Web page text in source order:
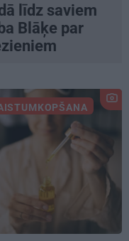
līdz saviem
Blāķe par